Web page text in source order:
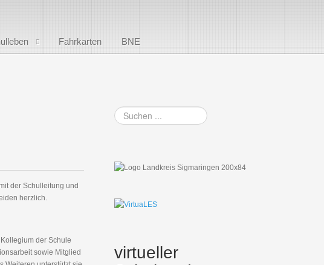
Fahrkarten BNE
der Schulleitung und
herzlich.
der Schule
sowie Mitglied
Suchen
...
virtueller